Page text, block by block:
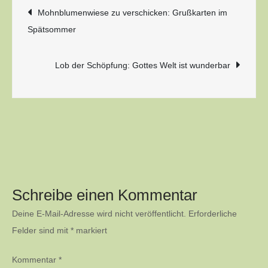
Beitragsnavigation
Mohnblumenwiese zu verschicken: Grußkarten im
Spätsommer
Lob der Schöpfung: Gottes Welt ist wunderbar
Schreibe einen Kommentar
Deine E-Mail-Adresse wird nicht veröffentlicht. Erforderliche
Felder sind mit * markiert
Kommentar *